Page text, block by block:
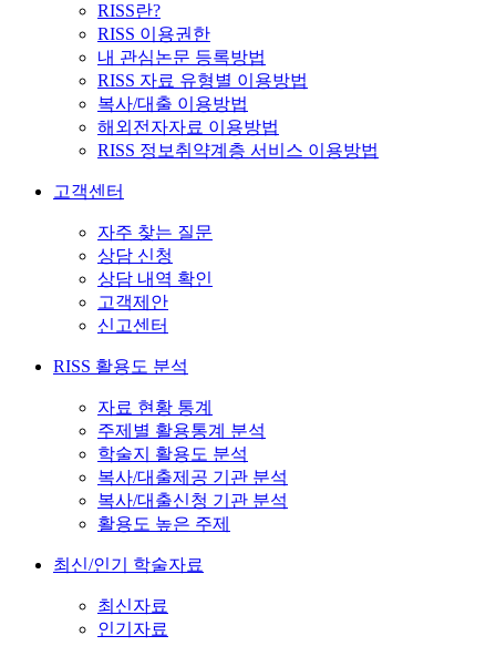
RISS란?
RISS 이용권한
내 관심논문 등록방법
RISS 자료 유형별 이용방법
복사/대출 이용방법
해외전자자료 이용방법
RISS 정보취약계층 서비스 이용방법
고객센터
자주 찾는 질문
상담 신청
상담 내역 확인
고객제안
신고센터
RISS 활용도 분석
자료 현황 통계
주제별 활용통계 분석
학술지 활용도 분석
복사/대출제공 기관 분석
복사/대출신청 기관 분석
활용도 높은 주제
최신/인기 학술자료
최신자료
인기자료